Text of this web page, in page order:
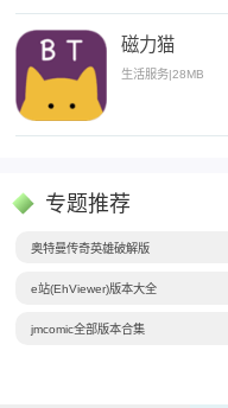
磁力猫
生活服务 |28MB
专题推荐
奥特曼传奇英雄破解版
e站(EhViewer)版本大全
jmcomic全部版本合集